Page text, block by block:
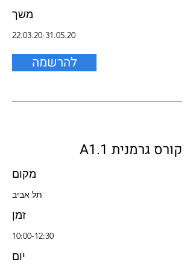
משך
22.03.20-31.05.20
להרשמה
קורס גרמנית A1.1
מקום
תל אביב
זמן
10:00-12:30
יום